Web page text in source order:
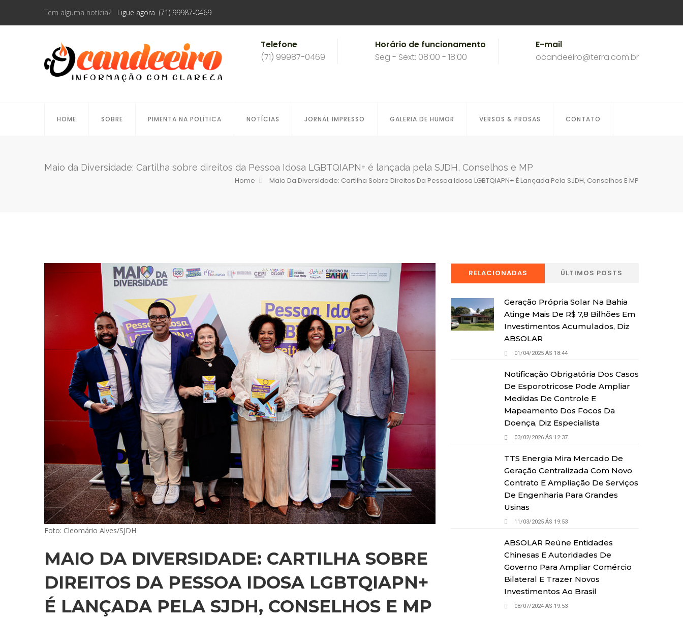
Tem alguma notícia? Ligue agora (71) 99987-0469
Telefone
(71) 99987-0469
Horário de funcionamento
Seg - Sext: 08:00 - 18:00
E-mail
ocandeeiro@terra.com.br
HOME SOBRE PIMENTA NA POLÍTICA NOTÍCIAS JORNAL IMPRESSO GALERIA DE HUMOR VERSOS & PROSAS CONTATO
Maio da Diversidade: Cartilha sobre direitos da Pessoa Idosa LGBTQIAPN+ é lançada pela SJDH, Conselhos e MP
Home Maio Da Diversidade: Cartilha Sobre Direitos Da Pessoa Idosa LGBTQIAPN+ É Lançada Pela SJDH, Conselhos E MP
Foto: Cleomário Alves/SJDH
MAIO DA DIVERSIDADE: CARTILHA SOBRE
DIREITOS DA PESSOA IDOSA LGBTQIAPN+
É LANÇADA PELA SJDH, CONSELHOS E MP
RELACIONADAS ÚLTIMOS POSTS
Geração Própria Solar Na Bahia
Atinge Mais De R$ 7,8 Bilhões Em
Investimentos Acumulados, Diz
ABSOLAR
01/04/2025 ÁS 18:44
Notificação Obrigatória Dos Casos
De Esporotricose Pode Ampliar
Medidas De Controle E
Mapeamento Dos Focos Da
Doença, Diz Especialista
03/02/2026 ÁS 12:37
TTS Energia Mira Mercado De
Geração Centralizada Com Novo
Contrato E Ampliação De Serviços
De Engenharia Para Grandes
Usinas
11/03/2025 ÁS 19:53
ABSOLAR Reúne Entidades
Chinesas E Autoridades De
Governo Para Ampliar Comércio
Bilateral E Trazer Novos
Investimentos Ao Brasil
08/07/2024 ÁS 19:53